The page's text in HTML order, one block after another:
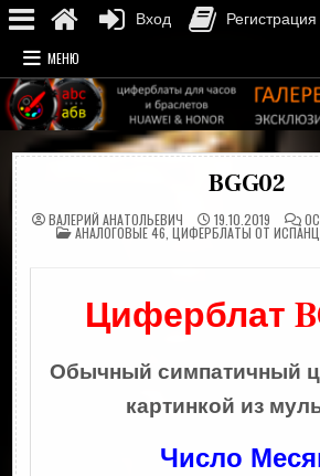
Перейти
к
содержимому
МЕНЮ
BGG02
ВАЛЕРИЙ АНАТОЛЬЕВИЧ 19.10.2019
ОПУБЛИКОВАНО
В
АНАЛОГОВЫЕ 46 ЦИФЕРБЛАТЫ ОТ
Циферблат
Обычный симпатичный
картинкой из
Число
Вход Регистрация